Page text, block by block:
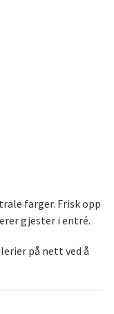
farger. Frisk opp
gjester i entré.
på nett ved å